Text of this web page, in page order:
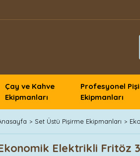
Çay ve Kahve
Ekipmanları
Profesyonel
Ekipmanları
Set Üstü Pişirme Ekipmanları
Elektrikli Fritöz